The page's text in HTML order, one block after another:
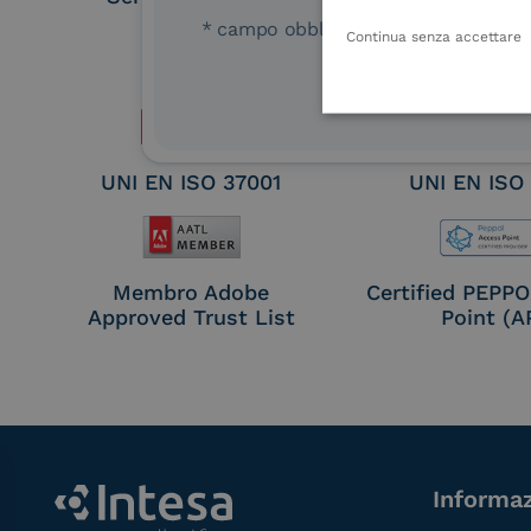
Electronic
UNI EN ISO 37001 UNI EN ISO
Membro Adobe
Approved Trust List
Certified
Point
* campo obbligatorioContinua senza accettare